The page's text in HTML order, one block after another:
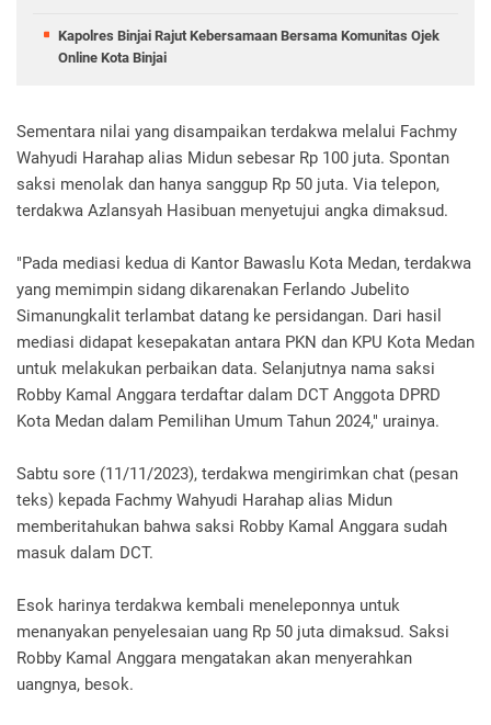
Kapolres Binjai Rajut Kebersamaan Bersama Komunitas Ojek
Online Kota Binjai
Sementara nilai yang disampaikan terdakwa melalui Fachmy
Wahyudi Harahap alias Midun sebesar Rp 100 juta. Spontan
saksi menolak dan hanya sanggup Rp 50 juta. Via telepon,
terdakwa Azlansyah Hasibuan menyetujui angka dimaksud.
"Pada mediasi kedua di Kantor Bawaslu Kota Medan, terdakwa
yang memimpin sidang dikarenakan Ferlando Jubelito
Simanungkalit terlambat datang ke persidangan. Dari hasil
mediasi didapat kesepakatan antara PKN dan KPU Kota Medan
untuk melakukan perbaikan data. Selanjutnya nama saksi
Robby Kamal Anggara terdaftar dalam DCT Anggota DPRD
Kota Medan dalam Pemilihan Umum Tahun 2024," urainya.
Sabtu sore (11/11/2023), terdakwa mengirimkan chat (pesan
teks) kepada Fachmy Wahyudi Harahap alias Midun
memberitahukan bahwa saksi Robby Kamal Anggara sudah
masuk dalam DCT.
Esok harinya terdakwa kembali meneleponnya untuk
menanyakan penyelesaian uang Rp 50 juta dimaksud. Saksi
Robby Kamal Anggara mengatakan akan menyerahkan
uangnya, besok.